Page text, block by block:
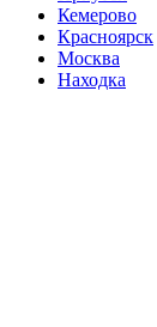
Кемерово
Красноярск
Москва
Находка